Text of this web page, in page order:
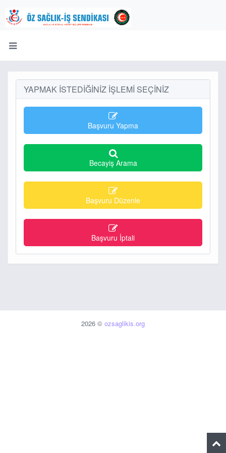
YAPMAK İSTEDİĞİNİZ İŞLEMİ SEÇİNİZ
Başvuru Yapma
Becayiş Arama
Başvuru Düzenle
Başvuru İptali
2026 © ozsaglikis.org